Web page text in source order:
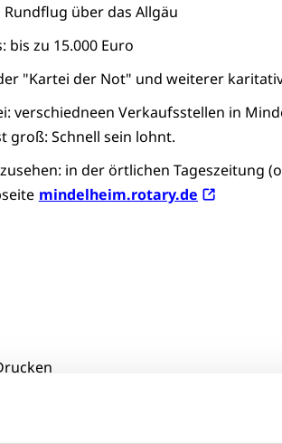
über das Allgäu
bis zu 15.000 Euro
"Kartei der Not" und weiterer
verschiedneen Verkaufsstellen in
groß: Schnell sein lohnt.
in der örtlichen Tageszeitung
mindelheim.rotary.de